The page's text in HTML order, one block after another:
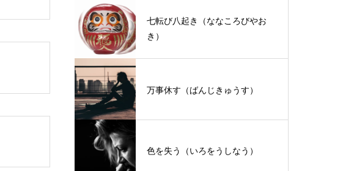
七転び八起き（ななころびやお
き）
万事休す（ばんじきゅうす）
色を失う（いろをうしなう）